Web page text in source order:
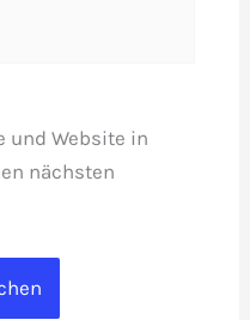
und Website in
nächsten